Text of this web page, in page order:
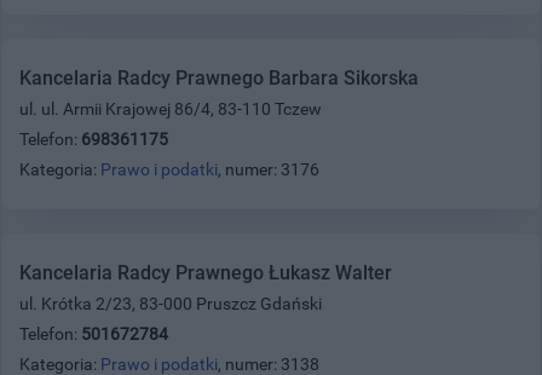
Kancelaria Radcy Prawnego Barbara Sikorska
ul. ul. Armii Krajowej 86/4, 83-110 Tczew
Telefon: 698361175
Kategoria: Prawo i podatki, numer: 3176
Kancelaria Radcy Prawnego Łukasz Walter
ul. Krótka 2/23, 83-000 Pruszcz Gdański
Telefon: 501672784
Kategoria: Prawo i podatki, numer: 3138